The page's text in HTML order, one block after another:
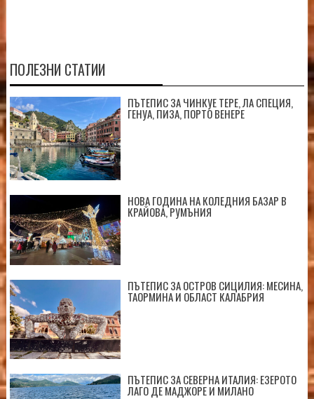
ПОЛЕЗНИ СТАТИИ
ПЪТЕПИС ЗА ЧИНКУЕ ТЕРЕ, ЛА СПЕЦИЯ,
ГЕНУА, ПИЗА, ПОРТО ВЕНЕРЕ
НОВА ГОДИНА НА КОЛЕДНИЯ БАЗАР В
КРАЙОВА, РУМЪНИЯ
ПЪТЕПИС ЗА ОСТРОВ СИЦИЛИЯ: МЕСИНА,
ТАОРМИНА И ОБЛАСТ КАЛАБРИЯ
ПЪТЕПИС ЗА СЕВЕРНА ИТАЛИЯ: ЕЗЕРОТО
ЛАГО ДЕ МАДЖОРЕ И МИЛАНО